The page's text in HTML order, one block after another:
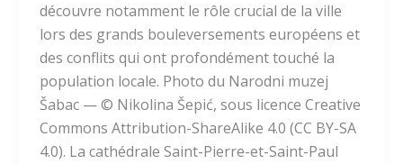
découvre notamment le rôle crucial de la ville
lors des grands bouleversements européens et
des conflits qui ont profondément touché la
population locale. Photo du Narodni muzej
Šabac — © Nikolina Šepić, sous licence Creative
Commons Attribution-ShareAlike 4.0 (CC BY-SA
4.0). La cathédrale Saint-Pierre-et-Saint-Paul